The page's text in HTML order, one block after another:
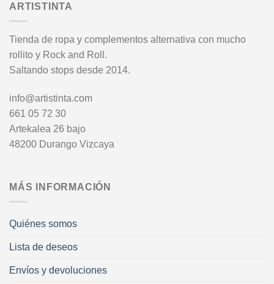
ARTISTINTA
Tienda de ropa y complementos alternativa con mucho
rollito y Rock and Roll.
Saltando stops desde 2014.
info@artistinta.com
661 05 72 30
Artekalea 26 bajo
48200 Durango Vizcaya
MÁS INFORMACIÓN
Quiénes somos
Lista de deseos
Envíos y devoluciones